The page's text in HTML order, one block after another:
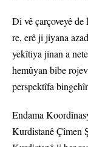
Di vê çarçoveyê
re, erê ji jiyana
yekîtiya jinan a
hemûyan bibe
perspektîfa
Endama
Kurdistanê Çîmen